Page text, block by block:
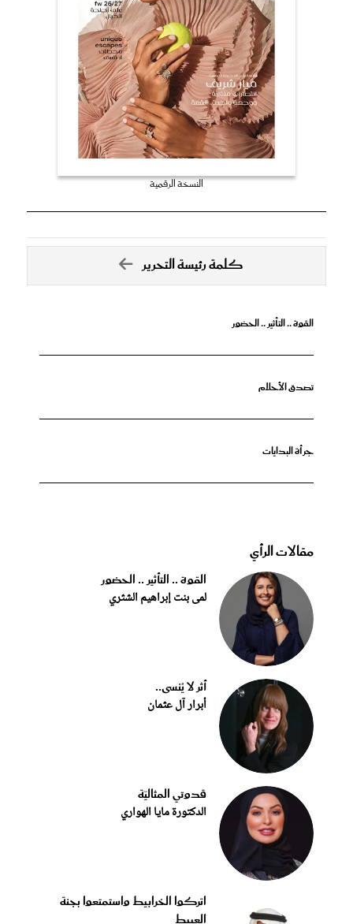
النسخة الرقمية
كلمة رئيسة التحرير
القوة .. التأثير .. الحضور
تصدق الأحلام
جرأة البدايات
مقالات الرأي
القوة .. التأثير .. الحضور
لمى بنت إبراهيم الشثري
أثر لا يُنسى..
أبرار آل عثمان
قدوتي المثاليّة
الدكتورة مايا الهواري
اتركوا الخرابيط واستمتعوا بجنة